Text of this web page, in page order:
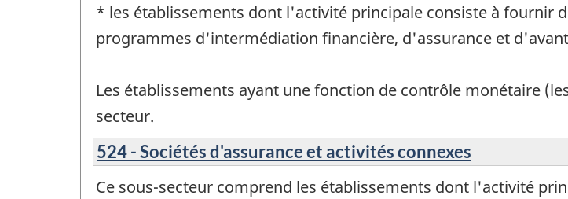
* les établissements dont l'activité principale consiste à fournir
programmes d'intermédiation financière, d'assurance et
Les établissements ayant une fonction de contrôle monétaire
secteur.
524 - Sociétés d'assurance et activités connexes
Ce sous-secteur comprend les établissements dont l'activité